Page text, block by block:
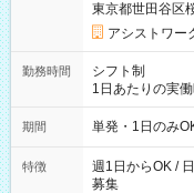
東京都世田谷区
アシストワー
勤務時間
シフト制
1日あたりの実
勤務 勤務：月・水・
可能です！ ※1日あたりの最大実働時間は日勤、夜勤共に勤務し
期間 単発・1日のみ
特徴
週1日からOK /
募集